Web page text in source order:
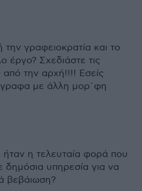
γραφειοκρατία και το
έργο? Σχεδιάστε τις
από την αρχή!!!! Εσείς
με άλλη μορ΄φη
η τελευταία φορά που
δημόσια υπηρεσία για να
βεβάιωση?